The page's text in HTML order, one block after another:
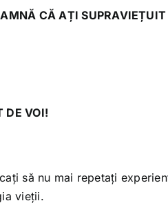
CĂ AȚI
DE VOI!
să nu mai repetați
vieții.